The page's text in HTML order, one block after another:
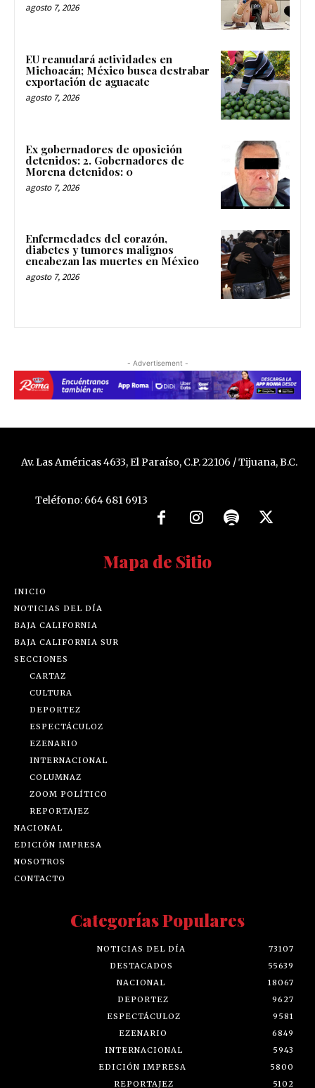
agosto 7, 2026
EU reanudará actividades en
Michoacán; México busca destrabar
exportación de aguacate
agosto 7, 2026
Ex gobernadores de oposición
detenidos: 2. Gobernadores de
Morena detenidos: 0
agosto 7, 2026
Enfermedades del corazón,
diabetes y tumores malignos
encabezan las muertes en México
agosto 7, 2026
- Advertisement -
Av. Las Américas 4633, El Paraíso, C.P. 22106 / Tijuana, B.C.
Teléfono: 664 681 6913
Mapa de Sitio
INICIO
NOTICIAS DEL DÍA
BAJA CALIFORNIA
BAJA CALIFORNIA SUR
SECCIONES
CARTAZ
CULTURA
DEPORTEZ
ESPECTÁCULOZ
EZENARIO
INTERNACIONAL
COLUMNAZ
ZOOM POLÍTICO
REPORTAJEZ
NACIONAL
EDICIÓN IMPRESA
NOSOTROS
CONTACTO
Categorías Populares
NOTICIAS DEL DÍA
73107
DESTACADOS
55639
NACIONAL
18067
DEPORTEZ
9627
ESPECTÁCULOZ
9581
EZENARIO
6849
INTERNACIONAL
5943
EDICIÓN IMPRESA
5800
REPORTAJEZ
5102